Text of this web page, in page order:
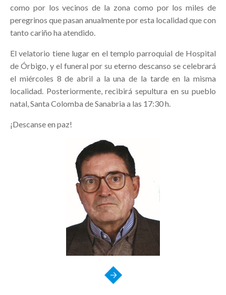
como por los vecinos de la zona como por los miles de
peregrinos que pasan anualmente por esta localidad que con
tanto cariño ha atendido.
El velatorio tiene lugar en el templo parroquial de Hospital
de Órbigo, y el funeral por su eterno descanso se celebrará
el miércoles 8 de abril a la una de la tarde en la misma
localidad. Posteriormente, recibirá sepultura en su pueblo
natal, Santa Colomba de Sanabria a las 17:30 h.
¡Descanse en paz!